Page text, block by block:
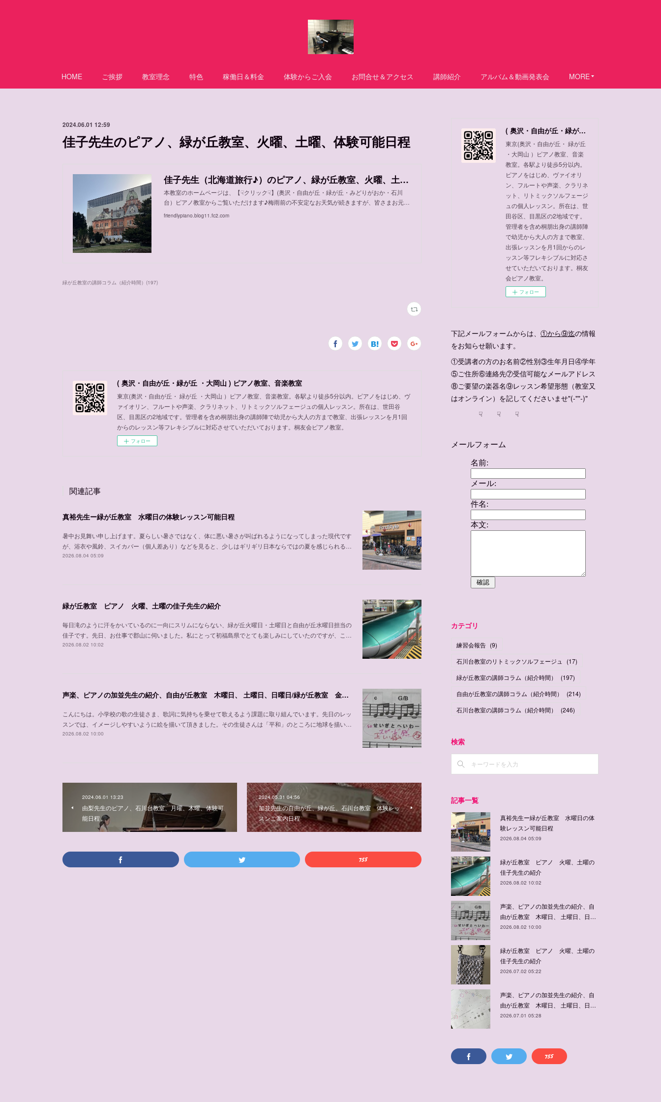
HOME ご挨拶 教室理念 特色 稼働日＆料金 体験からご入会 お問合せ＆アクセス 講師紹介 アルバム＆動画発表会 MORE
2024.06.01 12:59
佳子先生のピアノ、緑が丘教室、火曜、土曜、体験可能日程
佳子先生（北海道旅行♪）のピアノ、緑が丘教室、火曜、土曜、体験可能日程
本教室のホームページは、【☟クリック☟】(奥沢・自由が丘・緑が丘・みどりがおか・石川
台）ピアノ教室からご覧いただけます♪梅雨前の不安定なお天気が続きますが、皆さまお元…
friendlypiano.blog11.fc2.com
緑が丘教室の講師コラム（紹介時間） (197)
( 奥沢・自由が丘・緑が丘 ・大岡山 ) ピアノ教室、音楽教室
東京(奥沢・自由が丘・ 緑が丘 ・大岡山 ）ピアノ教室、音楽教室。各駅より徒歩5分以内。ピアノをはじめ、ヴ
ァイオリン、フルートや声楽、クラリネット、リトミックソルフェージュの個人レッスン。所在は、世田谷
区、目黒区の2地域です。管理者を含め桐朋出身の講師陣で幼児から大人の方まで教室、出張レッスンを月1回
からのレッスン等フレキシブルに対応させていただいております。桐友会ピアノ教室。
フォロー
関連記事
真裕先生ー緑が丘教室 水曜日の体験レッスン可能日程
暑中お見舞い申し上げます。夏らしい暑さではなく、体に悪い暑さが叫ばれるようになってしまった現代です
が、浴衣や風鈴、スイカバー（個人差あり）などを見ると、少しはギリギリ日本ならではの夏を感じられる…
2026.08.04 05:09
緑が丘教室 ピアノ 火曜、土曜の佳子先生の紹介
毎日滝のように汗をかいているのに一向にスリムにならない、緑が丘火曜日・土曜日と自由が丘水曜日担当の
佳子です。先日、お仕事で郡山に伺いました。私にとって初福島県でとても楽しみにしていたのですが、こ…
2026.08.02 10:02
声楽、ピアノの加並先生の紹介、自由が丘教室 木曜日、 土曜日、日曜日/緑が丘教室 金曜日
こんにちは。小学校の歌の生徒さま、歌詞に気持ちを乗せて歌えるよう課題に取り組んでいます。先日のレッ
スンでは、イメージしやすいように絵を描いて頂きました。その生徒さんは「平和」のところに地球を描い…
2026.08.02 10:00
2024.06.01 13:23
由梨先生のピアノ、石川台教室、月曜、木曜、体験可
能日程
2024.05.31 04:56
加並先生の自由が丘、緑が丘、石川台教室 体験レッ
スンご案内日程
( 奥沢・自由が丘・緑が丘 ・大岡山 ) ピアノ教室、音楽教室
東京(奥沢・自由が丘・ 緑が丘
・大岡山 ）ピアノ教室、音楽
教室。各駅より徒歩5分以内。
ピアノをはじめ、ヴァイオリ
ン、フルートや声楽、クラリネ
ット、リトミックソルフェージ
ュの個人レッスン。所在は、世
田谷区、目黒区の2地域です。
管理者を含め桐朋出身の講師陣
で幼児から大人の方まで教室、
出張レッスンを月1回からのレ
ッスン等フレキシブルに対応さ
せていただいております。桐友
会ピアノ教室。
フォロー
下記メールフォームからは、 ①から⑨迄の情報
をお知らせ願います。
①受講者の方のお名前②性別③生年月日④学年
⑤ご住所⑥連絡先⑦受信可能なメールアドレス
⑧ご要望の楽器名⑨レッスン希望形態（教室又
はオンライン）を記してくださいませ"(-""-)"
☟ ☟ ☟
カテゴリ
練習会報告 (9)
石川台教室のリトミックソルフェージュ
(17)
緑が丘教室の講師コラム（紹介時間）
(197)
自由が丘教室の講師コラム（紹介時間）
(214)
石川台教室の講師コラム（紹介時間）
(246)
検索
記事一覧
真裕先生ー緑が丘教室 水曜日の体
験レッスン可能日程
2026.08.04 05:09
緑が丘教室 ピアノ 火曜、土曜の
佳子先生の紹介
2026.08.02 10:02
声楽、ピアノの加並先生の紹介、自
由が丘教室 木曜日、 土曜日、日…
2026.08.02 10:00
緑が丘教室 ピアノ 火曜、土曜の
佳子先生の紹介
2026.07.02 05:22
声楽、ピアノの加並先生の紹介、自
由が丘教室 木曜日、 土曜日、日…
2026.07.01 05:28